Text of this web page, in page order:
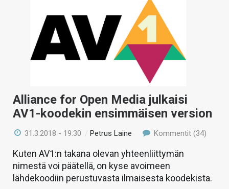
Alliance for Open Media julkaisi
AV1-koodekin ensimmäisen version
31.3.2018 - 19:30 / Petrus Laine Kommentit (34)
Kuten AV1:n takana olevan yhteenliittymän
nimestä voi päätellä, on kyse avoimeen
lähdekoodiin perustuvasta ilmaisesta koodekista.